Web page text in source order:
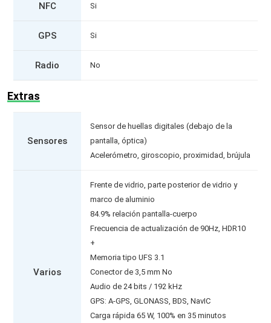
NFC Si
GPS Si
Radio No
Extras
Sensores
Sensor de huellas digitales (debajo de la
pantalla, óptica)
Acelerómetro, giroscopio, proximidad, brújula
Varios
Frente de vidrio, parte posterior de vidrio y
marco de aluminio
84.9% relación pantalla-cuerpo
Frecuencia de actualización de 90Hz, HDR10
+
Memoria tipo UFS 3.1
Conector de 3,5 mm No
Audio de 24 bits / 192 kHz
GPS: A-GPS, GLONASS, BDS, NavIC
Carga rápida 65 W, 100% en 35 minutos